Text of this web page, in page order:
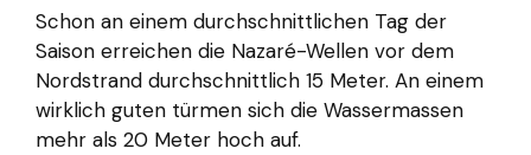
Schon an einem durchschnittlichen Tag der
Saison erreichen die Nazaré-Wellen vor dem
Nordstrand durchschnittlich 15 Meter. An einem
wirklich guten türmen sich die Wassermassen
mehr als 20 Meter hoch auf.